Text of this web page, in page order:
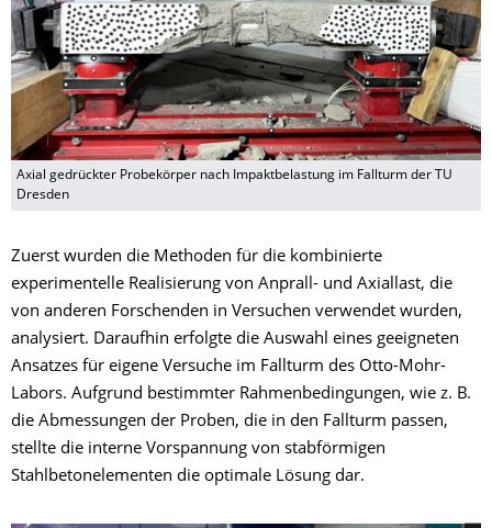
Axial gedrückter Probekörper nach Impaktbelastung im Fallturm der TU
Dresden
Zuerst wurden die Methoden für die kombinierte
experimentelle Realisierung von Anprall- und Axiallast, die
von anderen Forschenden in Versuchen verwendet wurden,
analysiert. Daraufhin erfolgte die Auswahl eines geeigneten
Ansatzes für eigene Versuche im Fallturm des Otto-Mohr-
Labors. Aufgrund bestimmter Rahmenbedingungen, wie z. B.
die Abmessungen der Proben, die in den Fallturm passen,
stellte die interne Vorspannung von stabförmigen
Stahlbetonelementen die optimale Lösung dar.